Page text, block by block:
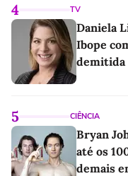
4 TV
Daniela
Ibope
demitida
5 CIÊNCIA
Bryan
até os
demais